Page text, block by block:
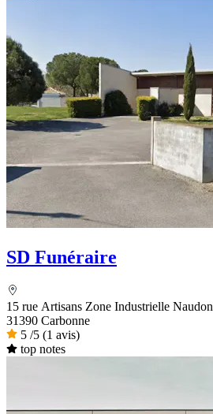
SD Funéraire
15 rue Artisans Zone Industrielle Naudon
31390 Carbonne
5 /5 (1 avis)
top notes